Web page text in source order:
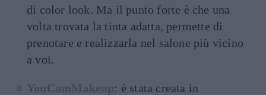
di color look. Ma il punto forte è che una
volta trovata la tinta adatta, permette di
prenotare e realizzarla nel salone più vicino
a voi.
YouCamMakeup: è stata creata in